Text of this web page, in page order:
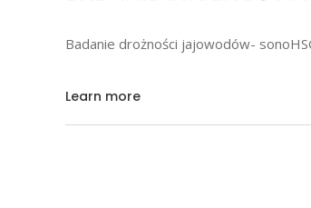
Badanie drożności jajowodów-
Learn more